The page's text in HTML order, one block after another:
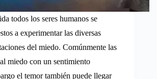
todos los seres humanos se
a experimentar las diversas
del miedo. Comúnmente las
miedo con un sentimiento
el temor también puede llegar